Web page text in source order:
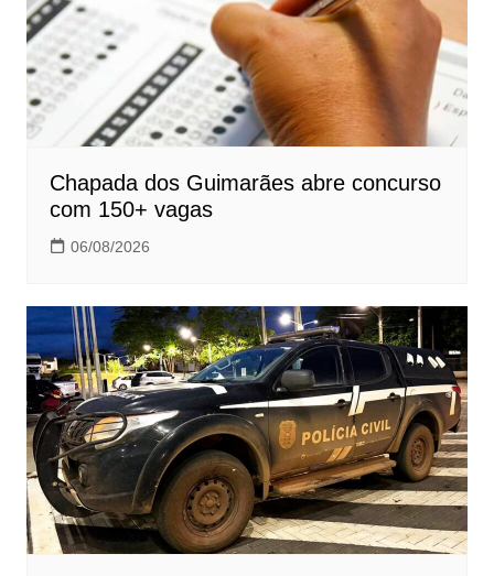
Chapada dos Guimarães abre concurso
com 150+ vagas
06/08/2026